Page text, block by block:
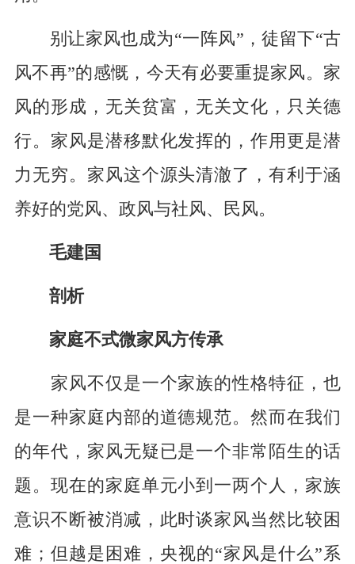
别让家风也成为“一阵风”，徒留下“古
风不再”的感慨，今天有必要重提家风。家
风的形成，无关贫富，无关文化，只关德
行。家风是潜移默化发挥的，作用更是潜
力无穷。家风这个源头清澈了，有利于涵
养好的党风、政风与社风、民风。
毛建国
剖析
家庭不式微家风方传承
家风不仅是一个家族的性格特征，也
是一种家庭内部的道德规范。然而在我们
的年代，家风无疑已是一个非常陌生的话
题。现在的家庭单元小到一两个人，家族
意识不断被消减，此时谈家风当然比较困
难；但越是困难，央视的“家风是什么”系